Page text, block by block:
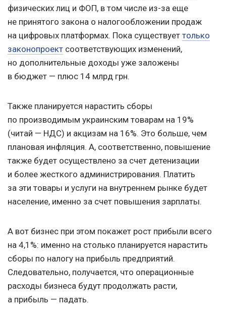
физических лиц и ФОП, в том числе из-за еще
не принятого закона о налогообложении продаж
на цифровых платформах. Пока существует только
законопроект соответствующих изменений,
но дополнительные доходы уже заложены
в бюджет — плюс 14 млрд грн.
Также планируется нарастить сборы
по производимым украинским товарам на 19%
(читай — НДС) и акцизам на 16%. Это больше, чем
плановая инфляция. А, соответственно, повышение
также будет осуществлено за счет детенизации
и более жесткого администрирования. Платить
за эти товары и услуги на внутреннем рынке будет
население, именно за счет повышения зарплаты.
А вот бизнес при этом покажет рост прибыли всего
на 4,1%: именно на столько планируется нарастить
сборы по налогу на прибыль предприятий.
Следовательно, получается, что операционные
расходы бизнеса будут продолжать расти,
а прибыль — падать.